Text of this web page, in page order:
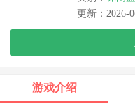
更新：2026-
游戏介绍